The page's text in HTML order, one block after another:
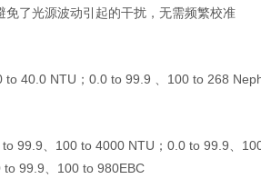
免了光源波动引起的干扰，无需频繁校准
to 40.0 NTU；0.0 to 99.9 、100 to 268
99.9、100 to 4000 NTU；0.0 to 99.9、
、100 to 980EBC